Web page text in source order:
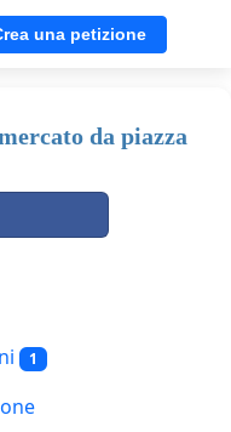
una petizione
da piazza
1